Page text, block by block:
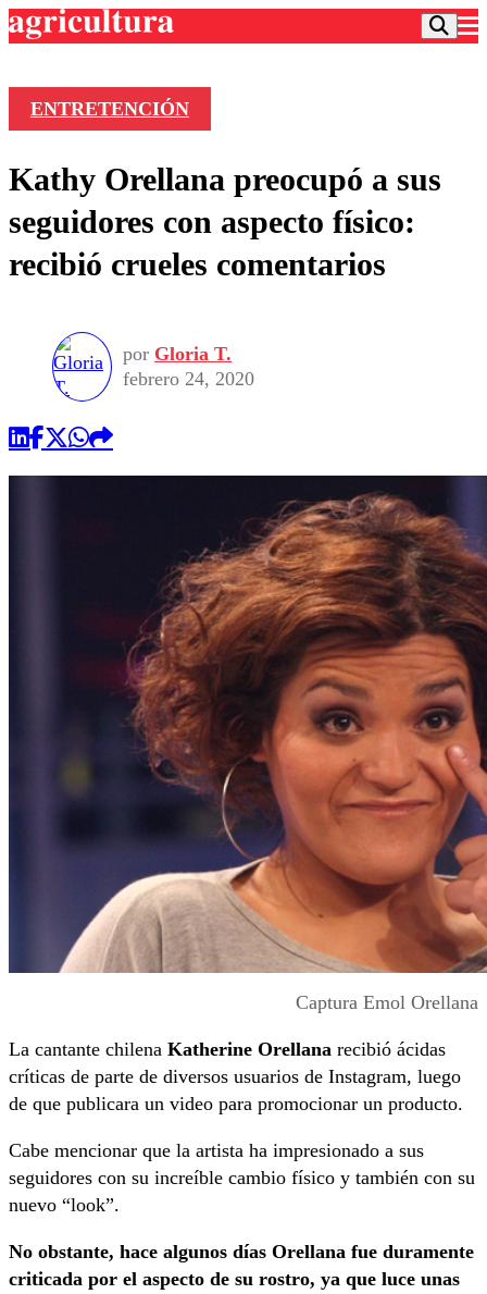
Frecuencias
Deportes
Colo Colo
Seleccion Chilena
Torneo Internacional
Entretención
Economía
Internacional
Publicaciones en medios
Opinión
ENTRETENCIÓN
Kathy Orellana preocupó a sus
seguidores con aspecto físico:
recibió crueles comentarios
por Gloria T.
febrero 24, 2020
Captura Emol Orellana
La cantante chilena Katherine Orellana recibió ácidas
críticas de parte de diversos usuarios de Instagram, luego
de que publicara un video para promocionar un producto.
Cabe mencionar que la artista ha impresionado a sus
seguidores con su increíble cambio físico y también con su
nuevo “look”.
No obstante, hace algunos días Orellana fue duramente
criticada por el aspecto de su rostro, ya que luce unas